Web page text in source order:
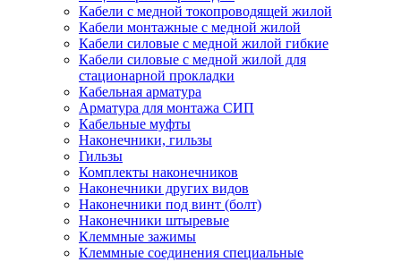
Кабели с медной токопроводящей жилой
Кабели монтажные с медной жилой
Кабели силовые с медной жилой гибкие
Кабели силовые с медной жилой для
стационарной прокладки
Кабельная арматура
Арматура для монтажа СИП
Кабельные муфты
Наконечники, гильзы
Гильзы
Комплекты наконечников
Наконечники других видов
Наконечники под винт (болт)
Наконечники штыревые
Клеммные зажимы
Клеммные соединения специальные